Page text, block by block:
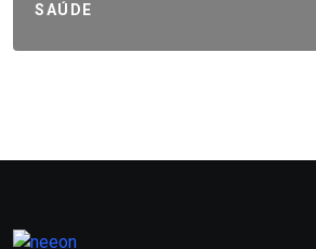
SAÚDE